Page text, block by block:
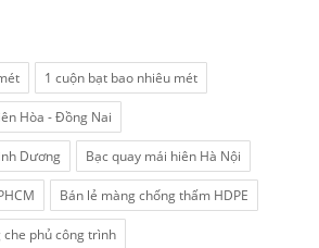
1 cuộn bạt bao nhiêu mét
Hòa - Đồng Nai
Dương Bạc quay mái hiên Hà Nội
Bán lẻ màng chống thấm HDPE
che phủ công trình